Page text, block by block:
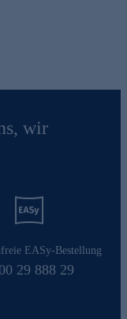
wir
EASy-Bestellung
29 888 29